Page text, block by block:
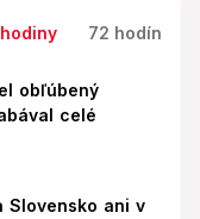
72 hodín
obľúbený
celé
Slovensko ani v